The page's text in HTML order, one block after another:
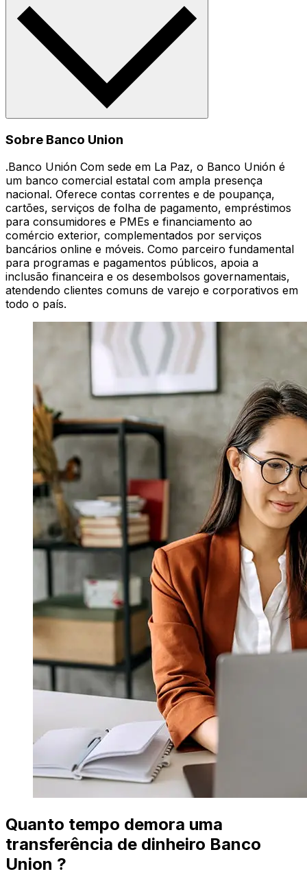
Sobre Banco Union
.Banco Unión Com sede em La Paz, o Banco Unión é
um banco comercial estatal com ampla presença
nacional. Oferece contas correntes e de poupança,
cartões, serviços de folha de pagamento, empréstimos
para consumidores e PMEs e financiamento ao
comércio exterior, complementados por serviços
bancários online e móveis. Como parceiro fundamental
para programas e pagamentos públicos, apoia a
inclusão financeira e os desembolsos governamentais,
atendendo clientes comuns de varejo e corporativos em
todo o país.
Quanto tempo demora uma
transferência de dinheiro Banco
Union ?